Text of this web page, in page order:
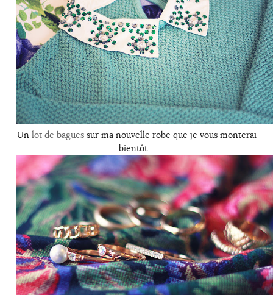
Un lot de baguessur ma nouvelle robe que je vous monterai
bientôt…